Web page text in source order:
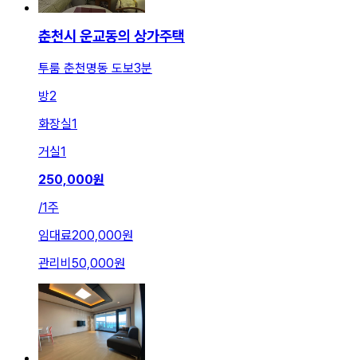
춘천시 운교동의 상가주택
투룸 춘천명동 도보3분
방2
화장실1
거실1
250,000원
/1주
임대료200,000원
관리비 50,000원